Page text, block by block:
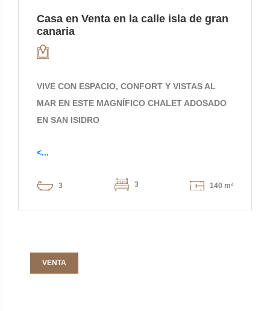
Casa en Venta en la calle isla de gran
canaria
VIVE CON ESPACIO, CONFORT Y VISTAS AL
MAR EN ESTE MAGNÍFICO CHALET ADOSADO
EN SAN ISIDRO
<...
3 3 140 m²
VENTA